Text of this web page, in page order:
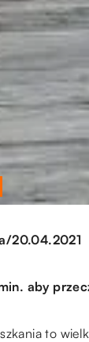
/20.04.2021
aby
to